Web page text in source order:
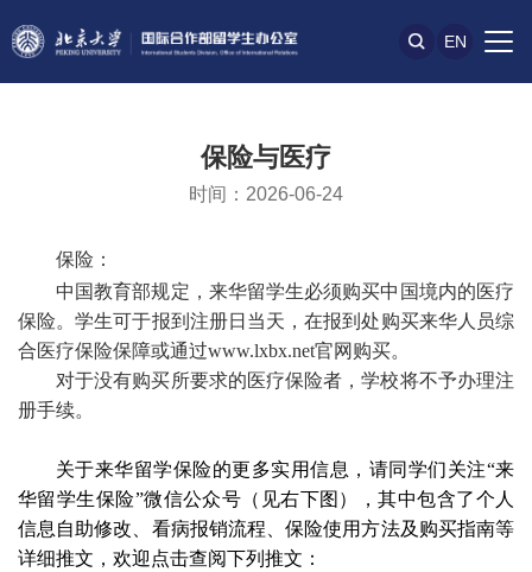
EN
保险与医疗
时间：2026-06-24
保险：
中国教育部规定，来华留学生必须购买中国境内的医疗
保险。学生可于报到注册日当天，在报到处购买来华人员综
合医疗保险保障或通过www.lxbx.net官网购买。
对于没有购买所要求的医疗保险者，学校将不予办理注
册手续。
关于来华留学保险的更多实用信息，请同学们关注“来
华留学生保险”微信公众号（见右下图），其中包含了个人
信息自助修改、看病报销流程、保险使用方法及购买指南等
详细推文，欢迎点击查阅下列推文：